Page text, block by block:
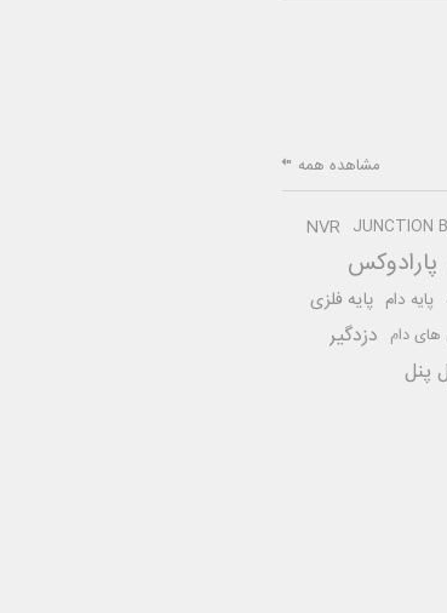
JUNCTION
NVR
پارادوکس
پایه دام پایه فلزی
دام دزدگیر
پنل
مشاهده همه